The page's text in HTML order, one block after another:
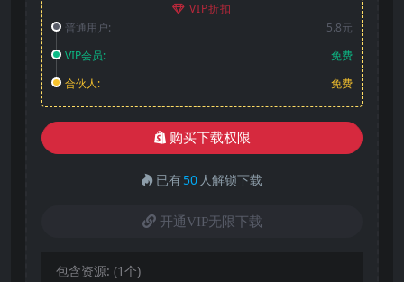
VIP折扣
普通用户:
5.8元
VIP会员:
免费
合伙人:
免费
购买下载权限
已有50 人解锁下载
开通VIP无限下载
包含资源: (1个)